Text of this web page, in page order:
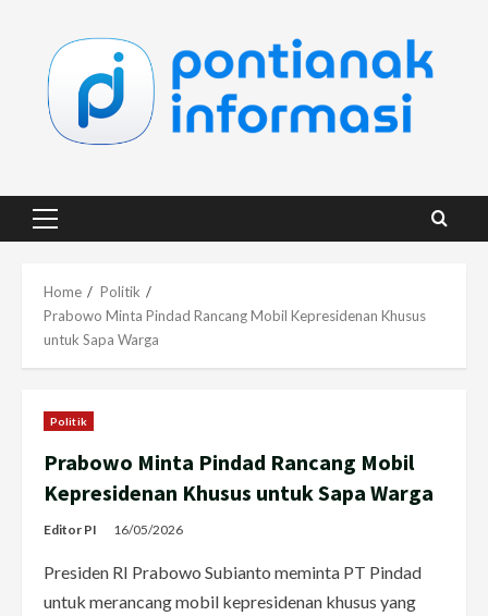
content
Primary
Home
Politik
Prabowo Minta Pindad Rancang Mobil Kepresidenan Khusus
untuk Sapa Warga
Politik
Prabowo Minta Pindad Rancang Mobil
Kepresidenan Khusus untuk Sapa Warga
Editor PI 16/05/2026
Presiden RI Prabowo Subianto meminta PT Pindad
untuk merancang mobil kepresidenan khusus yang